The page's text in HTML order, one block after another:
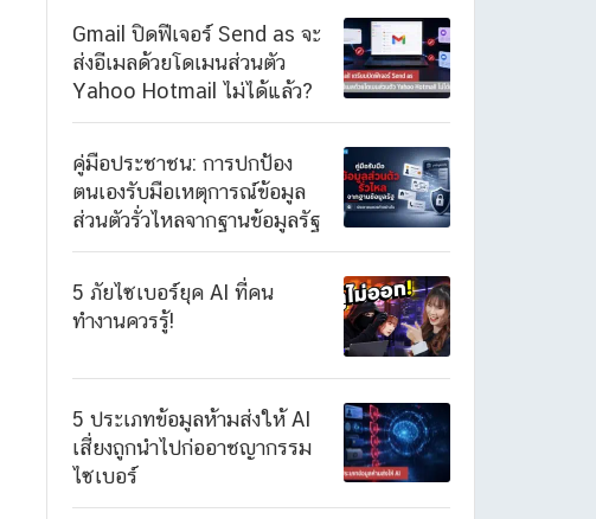
Gmail ปิดฟีเจอร์ Send as จะ
ส่งอีเมลด้วยโดเมนส่วนตัว
Yahoo Hotmail ไม่ได้แล้ว?
คู่มือประชาชน: การปกป้อง
ตนเองรับมือเหตุการณ์ข้อมูล
ส่วนตัวรั่วไหลจากฐานข้อมูลรัฐ
5 ภัยไซเบอร์ยุค AI ที่คน
ทำงานควรรู้!
5 ประเภทข้อมูลห้ามส่งให้ AI
เสี่ยงถูกนำไปก่ออาชญากรรม
ไซเบอร์